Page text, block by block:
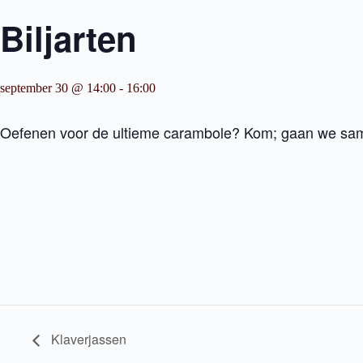
Biljarten
september 30 @ 14:00 - 16:00
Oefenen voor de ultieme carambole? Kom; gaan we
Klaverjassen